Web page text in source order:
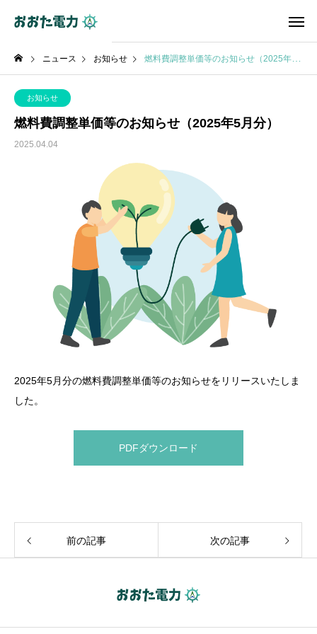
ニュース お知らせ 燃料費調整単価等のお知らせ（2025年5月分）
お知らせ
燃料費調整単価等のお知らせ（2025年5月分）
2025.04.04
2025年5月分の燃料費調整単価等のお知らせをリリースいたしま
した。
PDFダウンロード
前の記事 次の記事